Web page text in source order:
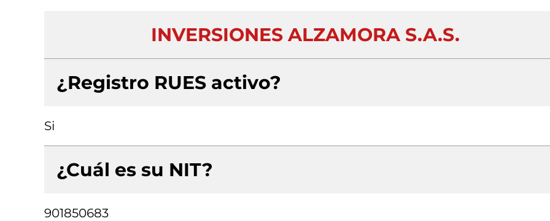
INVERSIONES ALZAMORA S.A.S.
¿Registro RUES activo?
Si
¿Cuál es su NIT?
901850683